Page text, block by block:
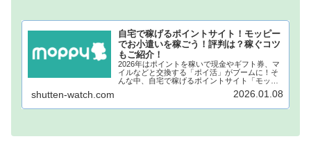
自宅で稼げるポイントサイト！モッピー
でお小遣いを稼ごう！評判は？稼ぐコツ
もご紹介！
2026年はポイントを稼いで現金やギフト券、マ
イルなどと交換する「ポイ活」がブームに！そ
んな中、自宅で稼げるポイントサイト「モッピ
ー」が注目されています！モッピーに登録し、
自宅でポイントを稼げば、あなたも月1万円稼ぐ
shutten-watch.com 2026.01.08